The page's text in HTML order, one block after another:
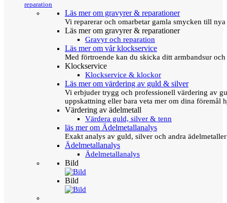
reparation
Läs mer om gravyrer & reparationer
Vi reparerar och omarbetar gamla smycken till
Läs mer om gravyrer & reparationer
Gravyr och reparation
Läs mer om vår klockservice
Med förtroende kan du skicka ditt armbandsur
Klockservice
Klockservice & klockor
Läs mer om värdering av guld & silver
Vi erbjuder trygg och professionell värdering av
uppskattning eller bara veta mer om dina föremål
Värdering av ädelmetall
Värdera guld, silver & tenn
läs mer om Ädelmetallanalys
Exakt analys av guld, silver och andra
Ädelmetallanalys
Ädelmetallanalys
Bild
Bild